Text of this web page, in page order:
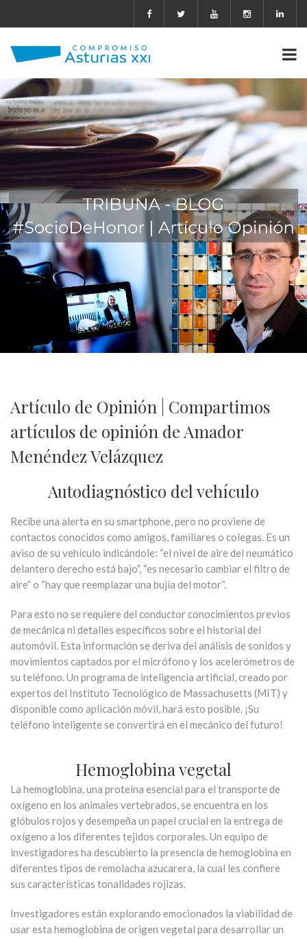
Artículo de Opinión | Compartimos
artículos de opinión de Amador
Menéndez Velázquez
Autodiagnóstico del vehículo
Recibe una alerta en su smartphone, pero no proviene de
contactos conocidos como amigos, familiares o colegas. Es un
aviso de su vehículo indicándole: “el nivel de aire del neumático
delantero derecho está bajo”, “es necesario cambiar el filtro de
aire” o “hay que reemplazar una bujía del motor“.
Para esto no se requiere del conductor conocimientos previos
de mecánica ni detalles específicos sobre el historial del
automóvil. Esta información se deriva del análisis de sonidos y
movimientos captados por el micrófono y los acelerómetros de
su teléfono. Un programa de inteligencia artificial, creado por
expertos del Instituto Tecnológico de Massachusetts (MIT) y
disponible como aplicación móvil, hará esto posible. ¡Su
teléfono inteligente se convertirá en el mecánico del futuro!
Hemoglobina vegetal
La hemoglobina, una proteína esencial para el transporte de
oxígeno en los animales vertebrados, se encuentra en los
glóbulos rojos y desempeña un papel crucial en la entrega de
oxígeno a los diferentes tejidos corporales. Un equipo de
investigadores ha descubierto la presencia de hemoglobina en
diferentes tipos de remolacha azucarera, la cual les confiere
sus características tonalidades rojizas.
Investigadores están explorando emocionados la viabilidad de
usar esta hemoglobina de origen vegetal para desarrollar un